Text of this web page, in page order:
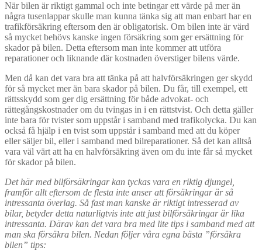
När bilen är riktigt gammal och inte betingar ett värde på mer än
några tusenlappar skulle man kunna tänka sig att man enbart har en
trafikförsäkring eftersom den är obligatorisk. Om bilen inte är värd
så mycket behövs kanske ingen försäkring som ger ersättning för
skador på bilen. Detta eftersom man inte kommer att utföra
reparationer och liknande där kostnaden överstiger bilens värde.
Men då kan det vara bra att tänka på att halvförsäkringen ger skydd
för så mycket mer än bara skador på bilen. Du får, till exempel, ett
rättsskydd som ger dig ersättning för både advokat- och
rättegångskostnader om du tvingas in i en rättstvist. Och detta gäller
inte bara för tvister som uppstår i samband med trafikolycka. Du kan
också få hjälp i en tvist som uppstår i samband med att du köper
eller säljer bil, eller i samband med bilreparationer. Så det kan alltså
vara väl värt att ha en halvförsäkring även om du inte får så mycket
för skador på bilen.
Det här med bilförsäkringar kan tyckas vara en riktig djungel,
framför allt eftersom de flesta inte anser att försäkringar är så
intressanta överlag. Så fast man kanske är riktigt intresserad av
bilar, betyder detta naturligtvis inte att just bilförsäkringar är lika
intressanta. Därav kan det vara bra med lite tips i samband med att
man ska försäkra bilen. Nedan följer våra egna bästa ”försäkra
bilen” tips: